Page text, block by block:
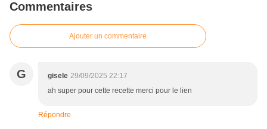
Commentaires
Ajouter un commentaire
G gisele 29/09/2025 22:17
ah super pour cette recette merci pour le lien
Répondre